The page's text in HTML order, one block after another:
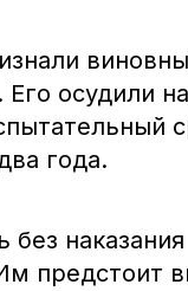
осудили
года.
без
предстоит